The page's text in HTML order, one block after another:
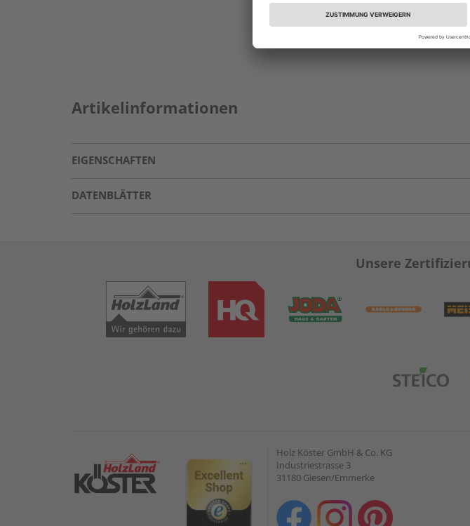
Artikelinformationen
EIGENSCHAFTEN
DATENBLÄTTER
Unsere
Holz Köster GmbH & Co. KG
Industriestrasse 3
31180 Giesen/Emmerke